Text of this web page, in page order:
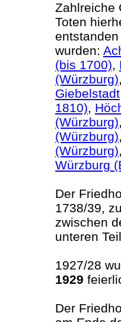
Zahlreiche
Toten
wurden:
(bis 1700),
(Würzburg)
Giebelstadt
1810),
(Würzburg)
(Würzburg)
(Würzburg)
Würzburg
Der
1738/39,
zwischen
unteren
1927/28
1929
Der